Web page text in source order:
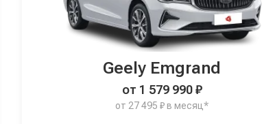
Geely Emgrand
от 1 579 990 ₽
от 27 495 ₽ в месяц*